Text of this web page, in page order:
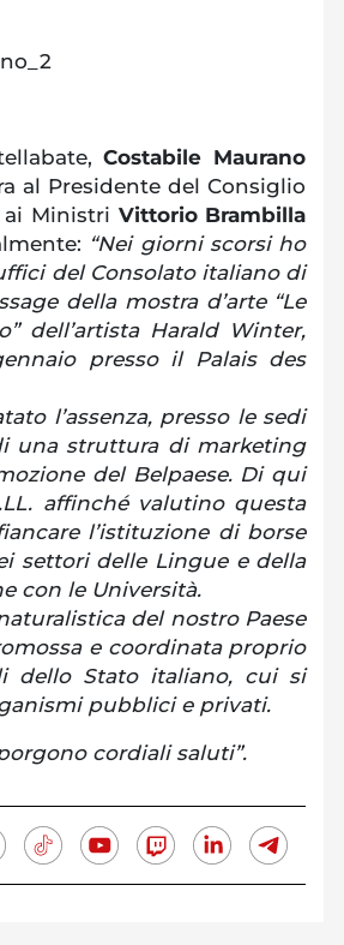
Costabile Maurano
al Presidente del Consiglio
ai Ministri Vittorio Brambilla
“Nei giorni scorsi ho
del Consolato italiano di
della mostra d’arte “Le
dell’artista Harald Winter,
presso il Palais des
l’assenza, presso le sedi
una struttura di marketing
del Belpaese. Di qui
affinché valutino questa
l’istituzione di borse
settori delle Lingue e della
con le Università.
del nostro Paese
e coordinata proprio
dello Stato italiano, cui si
pubblici e privati.
cordiali saluti”.